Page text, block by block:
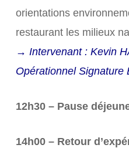
orientations
restaurant les milieux
→ Intervenant : Kevin
Opérationnel Signature
12h30 – Pause
14h00 – Retour